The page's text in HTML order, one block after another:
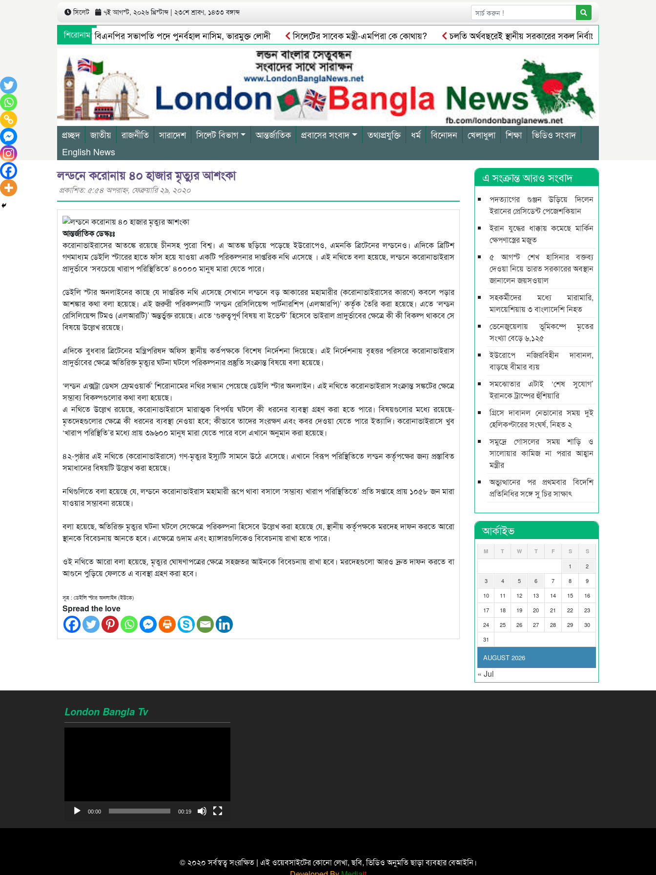
সিলেট ৭ই আগস্ট, ২০২৬ খ্রিস্টাব্দ | ২৩শে শ্রাবণ, ১৪৩৩ বঙ্গাব্দ
শিরোনাম
সিলেট মহানগর বিএনপির সভাপতি পদে পুনর্বহাল নাসিম, ভারমুক্ত লোদী সিলেটের সাবেক মন্ত্রী-এমপিরা কে কোথায়?
চলতি অর্থবছরেই স্থানীয় সরকারের সকল নির্বাচন অনুষ্ঠিত হবে:
গণমাধ্যমে সংবাদ প্রকাশের পর সিলেট টিটিসির প্রতারক ড্রাইভার বিল্লাল আটক
সিলেটে গরুর পচা মাংস বিক্রির দায়ে এক ব্যবসায়ীকে জরিমানা
প্রচ্ছদ জাতীয় রাজনীতি সারাদেশ সিলেট বিভাগ আন্তর্জাতিক প্রবাসের সংবাদ তথ্যপ্রযুক্তি ধর্ম বিনোদন খেলাধুলা শিক্ষা
ভিডিও সংবাদ
English News
লন্ডনে করোনায় ৪০ হাজার মৃত্যুর আশংকা
প্রকাশিত: ৫:৫৪ অপরাহ্ণ, ফেব্রুয়ারি ২৯, ২০২০
আন্তর্জাতিক ডেস্কঃঃ
করোনাভাইরাসের আতঙ্কে রয়েছে চীনসহ পুরো বিশ্ব। এ আতঙ্ক ছড়িয়ে পড়েছে ইউরোপেও, এমনকি ব্রিটেনের লন্ডনেও। এদিকে ব্রিটিশ
গণমাধ্যম ডেইলি স্টারের হাতে ফাঁস হয়ে যাওয়া একটি পরিকল্পনার দাপ্তরিক নথি এসেছে । এই নথিতে বলা হয়েছে, লন্ডনে করোনাভাইরাস
প্রাদুর্ভাবে ‘সবচেয়ে খারাপ পরিস্থিতিতে’ ৪০০০০ মানুষ মারা যেতে পারে।
ডেইলি স্টার অনলাইনের কাছে যে দাপ্তরিক নথি এসেছে সেখানে লন্ডনে বড় আকারের মহামারীর (করোনাভাইরাসের কারণে) কবলে পড়ার
আশঙ্কার কথা বলা হয়েছে। এই জরুরী পরিকল্পনাটি ‘লন্ডন রেসিলিয়েন্স পার্টনারশিপ (এলআরপি)’ কর্তৃক তৈরি করা হয়েছে। এতে ‘লন্ডন
রেসিলিয়েন্স টিমও (এলআরটি)’ অন্তর্ভুক্ত রয়েছে। এতে ‘গুরুত্বপূর্ণ বিষয় বা ইভেন্ট’ হিসেবে ভাইরাল প্রাদুর্ভাবের ক্ষেত্রে কী কী বিকল্প থাকবে সে
বিষয়ে উল্লেখ রয়েছে।
এদিকে বুধবার ব্রিটেনের মন্ত্রিপরিষদ অফিস স্থানীয় কর্তপক্ষকে বিশেষ নির্দেশনা দিয়েছে। এই নির্দেশনায় বৃহত্তর পরিসরে করোনাভাইরাস
প্রাদুর্ভাবের ক্ষেত্রে অতিরিক্ত মৃত্যুর ঘটনা ঘটলে পরিকল্পনার প্রস্তুতি সংক্রান্ত বিষয়ে বলা হয়েছে।
‘লন্ডন এক্সট্রা ডেথস ফ্রেমওয়ার্ক’ শিরোনামের নথির সন্ধান পেয়েছে ডেইলি স্টার অনলাইন। এই নথিতে করোনভাইরাস সংক্রান্ত সঙ্কটের ক্ষেত্রে
সম্ভাব্য বিকল্পগুলোর কথা বলা হয়েছে।
এ নথিতে উল্লেখ রয়েছে, করোনাভাইরাসে মারাত্মক বিপর্যয় ঘটলে কী ধরনের ব্যবস্থা গ্রহণ করা হতে পারে। বিষয়গুলোর মধ্যে রয়েছে-
মৃতদেহগুলোর ক্ষেত্রে কী ধরনের ব্যবস্থা নেওয়া হবে; কীভাবে তাদের সংরক্ষণ এবং কবর দেওয়া যেতে পারে ইত্যাদি। করোনাভাইরাসে খুব
‘খারাপ পরিস্থিতি’র মধ্যে প্রায় ৩৯৬০০ মানুষ মারা যেতে পারে বলে এখানে অনুমান করা হয়েছে।
৪২-পৃষ্ঠার এই নথিতে (করোনাভাইরাসে) গণ-মৃত্যুর ইস্যুটি সামনে উঠে এসেছে। এখানে বিরূপ পরিস্থিতিতে লন্ডন কর্তৃপক্ষের জন্য প্রস্তাবিত
সমাধানের বিষয়টি উল্লেখ করা হয়েছে।
নথিগুলিতে বলা হয়েছে যে, লন্ডনে করোনাভাইরাস মহামারী রূপে থাবা বসালে ‘সম্ভাব্য খারাপ পরিস্থিতিতে’ প্রতি সপ্তাহে প্রায় ১০৫৮ জন মারা
যাওয়ার সম্ভাবনা রয়েছে।
বলা হয়েছে, অতিরিক্ত মৃত্যুর ঘটনা ঘটলে সেক্ষেত্রে পরিকল্পনা হিসেবে উল্লেখ করা হয়েছে যে, স্থানীয় কর্তৃপক্ষকে মরদেহ দাফন করতে আরো
স্থানকে বিবেচনায় আনতে হবে। এক্ষেত্রে গুদাম এবং হ্যাঙ্গারগুলিকেও বিবেচনায় রাখা হতে পারে।
ওই নথিতে আরো বলা হয়েছে, মৃত্যুর ঘোষণাপত্রের ক্ষেত্রে সহজতর আইনকে বিবেচনায় রাখা হবে। মরদেহগুলো আরও দ্রুত দাফন করতে বা
আগুনে পুড়িয়ে ফেলতে এ ব্যবস্থা গ্রহণ করা হবে।
সূত্র : ডেইলি স্টার অনলাইন (ইউকে)
Spread the love
এ সংক্রান্ত আরও সংবাদ
পদত্যাগের গুঞ্জন উড়িয়ে দিলেন
ইরানের প্রেসিডেন্ট পেজেশকিয়ান
ইরান যুদ্ধের ধাক্কায় কমেছে মার্কিন
ক্ষেপণাস্ত্রের মজুত
৫ আগস্ট শেখ হাসিনার বক্তব্য
দেওয়া নিয়ে ভারত সরকারের অবস্থান
জানালেন জয়সওয়াল
সহকর্মীদের মধ্যে মারামারি,
মালয়েশিয়ায় ৩ বাংলাদেশি নিহত
ভেনেজুয়েলায় ভূমিকম্পে মৃতের
সংখ্যা বেড়ে ৬,১২৫
ইউরোপে নজিরবিহীন দাবানল,
বাড়ছে বীমার ব্যয়
সমঝোতার এটাই ‘শেষ সুযোগ’
ইরানকে ট্রাম্পের হুঁশিয়ারি
গ্রিসে দাবানল নেভানোর সময় দুই
হেলিকপ্টারের সংঘর্ষ, নিহত ২
সমুদ্রে গোসলের সময় শাড়ি ও
সালোয়ার কামিজ না পরার আহ্বান
মন্ত্রীর
অভ্যুত্থানের পর প্রথমবার বিদেশি
প্রতিনিধির সঙ্গে সু চির সাক্ষাৎ
আর্কাইভ
AUGUST 2026
M T W T F S S
1
2
3
4 5 6 7 8
9
10
11 12 13 14 15
16
17
18 19 20 21 22
23
24
25 26 27 28 29
30
31
« Jul
London Bangla Tv
00:00 00:19
© ২০২০ সর্বস্বত্ব সংরক্ষিত | এই ওয়েবসাইটের কোনো লেখা, ছবি, ভিডিও অনুমতি ছাড়া ব্যবহার বেআইনি।